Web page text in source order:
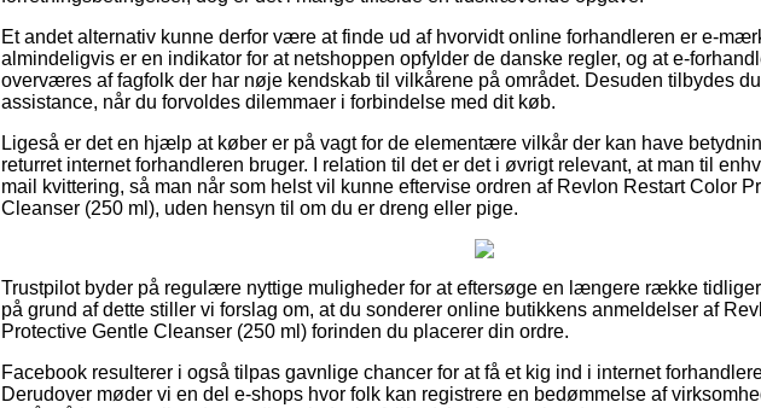
Et andet alternativ kunne derfor være at finde ud af hvorvidt online forhandleren er e-
almindeligvis er en indikator for at netshoppen opfylder de danske regler, og at e-
overværes af fagfolk der har nøje kendskab til vilkårene på området. Desuden tilbydes
assistance, når du forvoldes dilemmaer i forbindelse med dit køb.
Ligeså er det en hjælp at køber er på vagt for de elementære vilkår der kan have
returret internet forhandleren bruger. I relation til det er det i øvrigt relevant, at man til
mail kvittering, så man når som helst vil kunne eftervise ordren af Revlon Restart Color
Cleanser (250 ml), uden hensyn til om du er dreng eller pige.
Trustpilot byder på regulære nyttige muligheder for at eftersøge en længere række
på grund af dette stiller vi forslag om, at du sonderer online butikkens anmeldelser af
Protective Gentle Cleanser (250 ml) forinden du placerer din ordre.
Facebook resulterer i også tilpas gavnlige chancer for at få et kig ind i internet
Derudover møder vi en del e-shops hvor folk kan registrere en bedømmelse af